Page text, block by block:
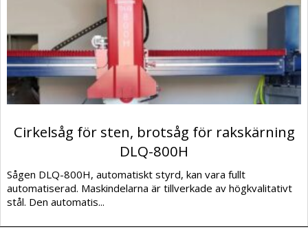
Cirkelsåg för sten, brotsåg för rakskärning
DLQ-800H
Sågen DLQ-800H, automatiskt styrd, kan vara fullt
automatiserad. Maskindelarna är tillverkade av högkvalitativt
stål. Den automatis...